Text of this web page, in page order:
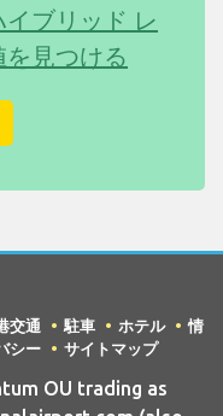
ブリッド レ
見つける
交通 駐車 ホテル
情
シー サイトマップ
OU trading as